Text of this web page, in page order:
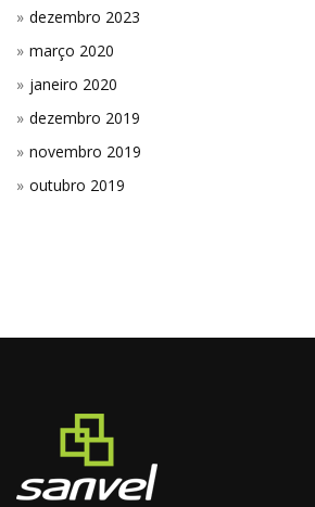
dezembro 2023
março 2020
janeiro 2020
dezembro 2019
novembro 2019
outubro 2019